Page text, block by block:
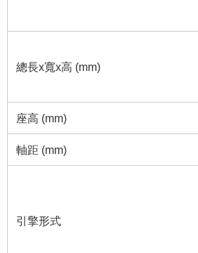
總長x寬x高 (mm)
座高 (mm)
軸距 (mm)
引擎形式